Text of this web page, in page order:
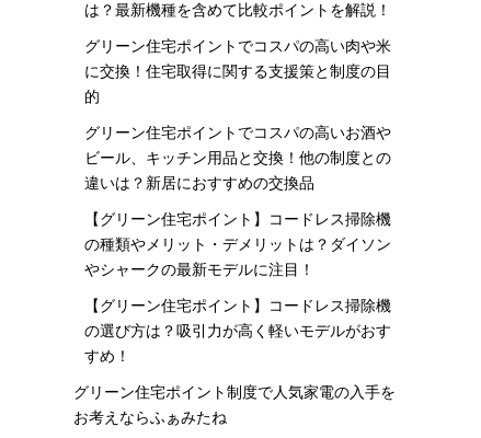
は？最新機種を含めて比較ポイントを解説！
グリーン住宅ポイントでコスパの高い肉や米
に交換！住宅取得に関する支援策と制度の目
的
グリーン住宅ポイントでコスパの高いお酒や
ビール、キッチン用品と交換！他の制度との
違いは？新居におすすめの交換品
【グリーン住宅ポイント】コードレス掃除機
の種類やメリット・デメリットは？ダイソン
やシャークの最新モデルに注目！
【グリーン住宅ポイント】コードレス掃除機
の選び方は？吸引力が高く軽いモデルがおす
すめ！
グリーン住宅ポイント制度で人気家電の入手を
お考えならふぁみたね